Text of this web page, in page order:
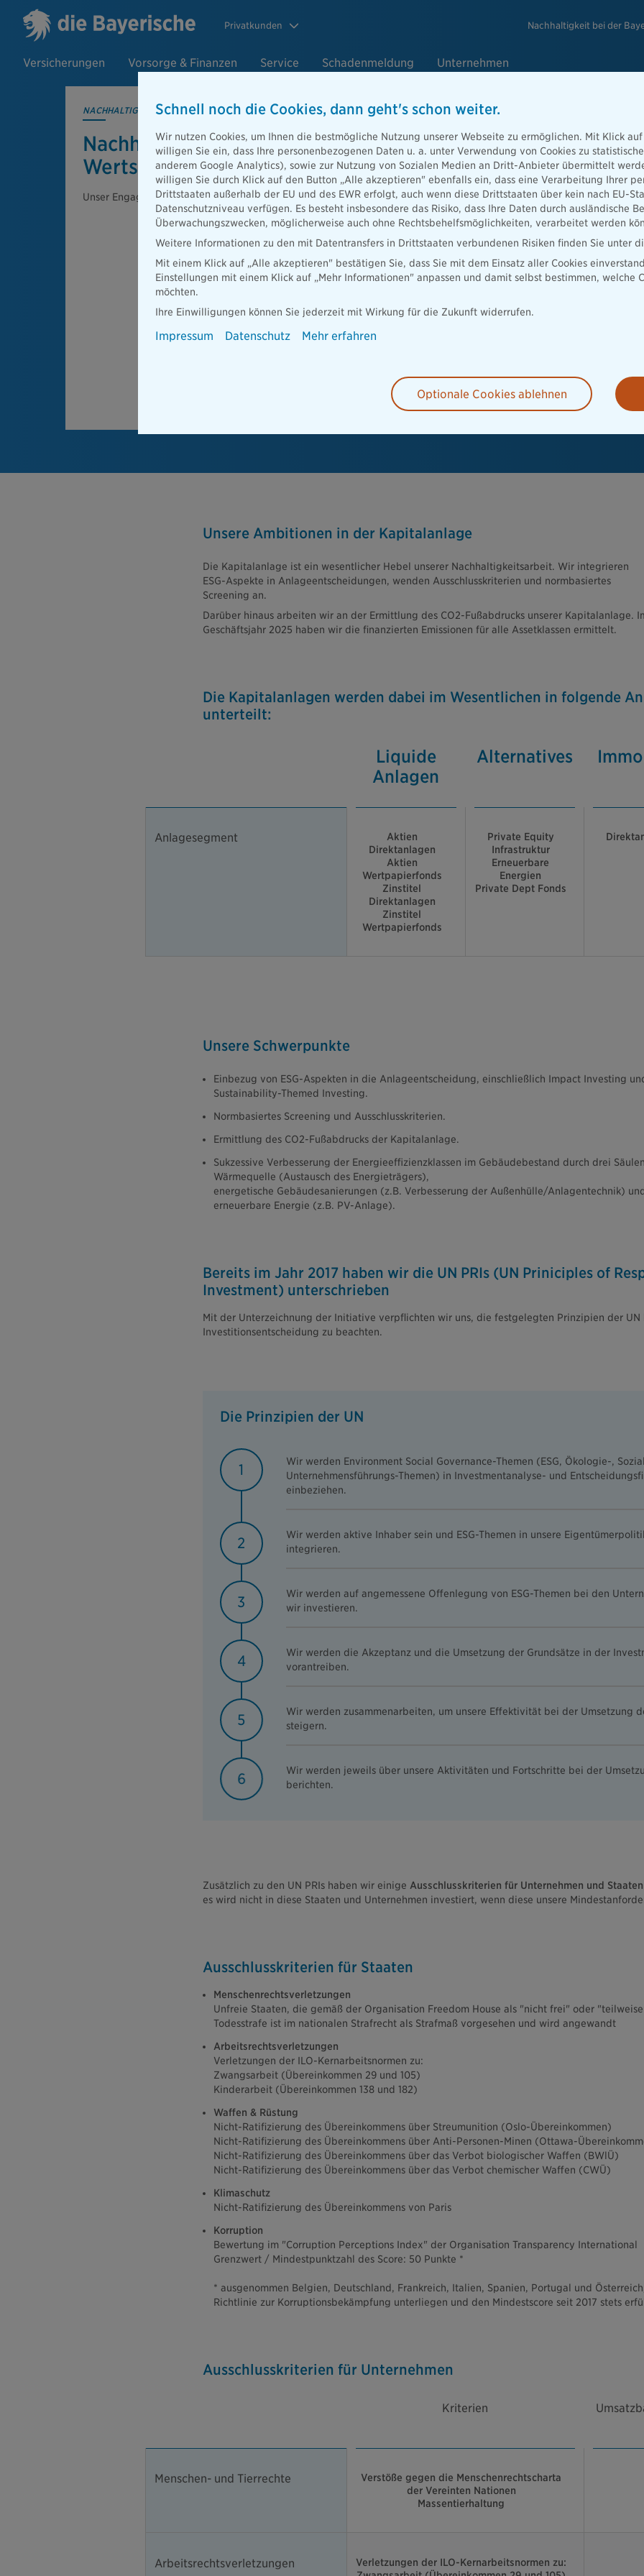
Privatkunden Nachhaltigkeit bei der
Versicherungen Vorsorge & Finanzen Service Schadenmeldung Unternehmen
NACHHALTIGKEIT
Nachhaltigkeit in der
Wertschöpfungskette
Unser Engagement in Kapitalanlage, Produkte und Vertrieb
Unsere Ambitionen in der Kapitalanlage
Die Kapitalanlage ist ein wesentlicher Hebel unserer Nachhaltigkeitsarbeit. Wir integrieren
ESG-Aspekte in Anlageentscheidungen, wenden Ausschlusskriterien und normbasiertes
Screening an.
Darüber hinaus arbeiten wir an der Ermittlung des CO2-Fußabdrucks unserer Kapitalanlage.
Geschäftsjahr 2025 haben wir die finanzierten Emissionen für alle Assetklassen ermittelt.
Die Kapitalanlagen werden dabei im Wesentlichen in folgende
unterteilt:
Anlagesegment
Liquide
Anlagen
Aktien
Direktanlagen
Aktien
Wertpapierfonds
Zinstitel
Direktanlagen
Zinstitel
Wertpapierfonds
Alternatives
Private Equity
Infrastruktur
Erneuerbare
Energien
Private Dept Fonds
Unsere Schwerpunkte
Einbezug von ESG-Aspekten in die Anlageentscheidung, einschließlich Impact Investing
Sustainability-Themed Investing.
Normbasiertes Screening und Ausschlusskriterien.
Ermittlung des CO2-Fußabdrucks der Kapitalanlage.
Sukzessive Verbesserung der Energieeffizienzklassen im Gebäudebestand durch drei
Wärmequelle (Austausch des Energieträgers),
energetische Gebäudesanierungen (z.B. Verbesserung der Außenhülle/Anlagentechnik) und
erneuerbare Energie (z.B. PV-Anlage).
Bereits im Jahr 2017 haben wir die UN PRIs (UN Priniciples of
Investment) unterschrieben
Mit der Unterzeichnung der Initiative verpflichten wir uns, die festgelegten Prinzipien der UN
Investitionsentscheidung zu beachten.
Die Prinzipien der UN
1
Wir werden Environment Social Governance-Themen (ESG, Ökologie-,
Unternehmensführungs-Themen) in Investmentanalyse- und
einbeziehen.
2
Wir werden aktive Inhaber sein und ESG-Themen in unsere
integrieren.
3
Wir werden auf angemessene Offenlegung von ESG-Themen bei den
wir investieren.
4
Wir werden die Akzeptanz und die Umsetzung der Grundsätze in der
vorantreiben.
5
Wir werden zusammenarbeiten, um unsere Effektivität bei der Umsetzung
steigern.
6
Wir werden jeweils über unsere Aktivitäten und Fortschritte bei der
berichten.
Zusätzlich zu den UN PRIs haben wir einige Ausschlusskriterien für Unternehmen und Staaten
es wird nicht in diese Staaten und Unternehmen investiert, wenn diese unsere
Ausschlusskriterien für Staaten
Menschenrechtsverletzungen
Unfreie Staaten, die gemäß der Organisation Freedom House als "nicht frei" oder
Todesstrafe ist im nationalen Strafrecht als Strafmaß vorgesehen und wird angewandt
Arbeitsrechtsverletzungen
Verletzungen der ILO-Kernarbeitsnormen zu:
Zwangsarbeit (Übereinkommen 29 und 105)
Kinderarbeit (Übereinkommen 138 und 182)
Waffen & Rüstung
Nicht-Ratifizierung des Übereinkommens über Streumunition (Oslo-Übereinkommen)
Nicht-Ratifizierung des Übereinkommens über Anti-Personen-Minen (Ottawa-
Nicht-Ratifizierung des Übereinkommens über das Verbot biologischer Waffen (BWlÜ)
Nicht-Ratifizierung des Übereinkommens über das Verbot chemischer Waffen (CWÜ)
Klimaschutz
Nicht-Ratifizierung des Übereinkommens von Paris
Korruption
Bewertung im "Corruption Perceptions Index" der Organisation Transparency International
Grenzwert / Mindestpunktzahl des Score: 50 Punkte *
* ausgenommen Belgien, Deutschland, Frankreich, Italien, Spanien, Portugal und
Richtlinie zur Korruptionsbekämpfung unterliegen und den Mindestscore seit 2017 stets
Ausschlusskriterien für Unternehmen
Menschen- und Tierrechte
Arbeitsrechtsverletzungen
Kriterien
Verstöße gegen die Menschenrechtscharta
der Vereinten Nationen
Massentierhaltung
Verletzungen der ILO-Kernarbeitsnormen zu:
Schnell noch die Cookies, dann geht's schon weiter.
Wir nutzen Cookies, um Ihnen die bestmögliche Nutzung unserer Webseite zu ermöglichen. Mit Klick
willigen Sie ein, dass Ihre personenbezogenen Daten u. a. unter Verwendung von Cookies zu
anderem Google Analytics), sowie zur Nutzung von Sozialen Medien an Dritt-Anbieter übermittelt
willigen Sie durch Klick auf den Button „Alle akzeptieren" ebenfalls ein, dass eine Verarbeitung Ihrer
Drittstaaten außerhalb der EU und des EWR erfolgt, auch wenn diese Drittstaaten über kein nach EU-
Datenschutzniveau verfügen. Es besteht insbesondere das Risiko, dass Ihre Daten durch ausländische
Überwachungszwecken, möglicherweise auch ohne Rechtsbehelfsmöglichkeiten, verarbeitet werden
Weitere Informationen zu den mit Datentransfers in Drittstaaten verbundenen Risiken finden Sie unter
Mit einem Klick auf „Alle akzeptieren" bestätigen Sie, dass Sie mit dem Einsatz aller Cookies
Einstellungen mit einem Klick auf „Mehr Informationen" anpassen und damit selbst bestimmen, welche
möchten.
Ihre Einwilligungen können Sie jederzeit mit Wirkung für die Zukunft widerrufen.
Impressum Datenschutz Mehr erfahren
Optionale Cookies ablehnen